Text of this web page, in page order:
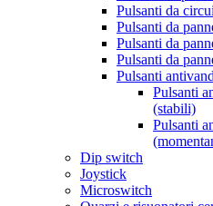
Pulsanti da
Pulsanti da
Pulsanti da
Pulsanti da
Pulsanti
Pulsanti
(stabili)
Pulsanti
Dip switch
Joystick
Microswitch